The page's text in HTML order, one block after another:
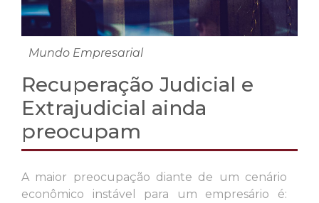
Mundo Empresarial
Recuperação Judicial e
Extrajudicial ainda
preocupam
A maior preocupação diante de um cenário
econômico instável para um empresário é: